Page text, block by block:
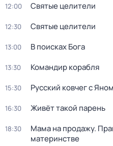
12:00 Святые целители
12:30 Святые целители
13:00 В поисках Бога
13:30 Командир корабля
15:30 Русский ковчег с
16:30 Живёт такой парень
18:30
Мама на продажу.
материнстве